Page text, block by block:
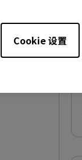
Cookie 设置